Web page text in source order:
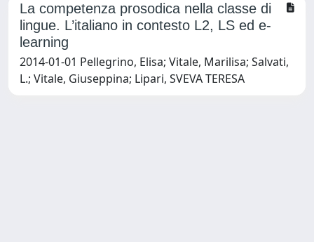
La competenza prosodica nella classe di
lingue. L’italiano in contesto L2, LS ed e-
learning
2014-01-01 Pellegrino, Elisa; Vitale, Marilisa; Salvati,
L.; Vitale, Giuseppina; Lipari, SVEVA TERESA